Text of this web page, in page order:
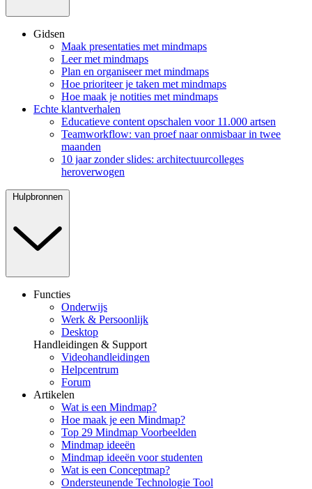
Gidsen
Maak presentaties met mindmaps
Leer met mindmaps
Plan en organiseer met mindmaps
Hoe prioriteer je taken met mindmaps
Hoe maak je notities met mindmaps
Echte klantverhalen
Educatieve content opschalen voor 11.000 artsen
Teamworkflow: van proef naar onmisbaar in twee
maanden
10 jaar zonder slides: architectuurcolleges
heroverwogen
Hulpbronnen
Functies
Onderwijs
Werk & Persoonlijk
Desktop
Handleidingen & Support
Videohandleidingen
Helpcentrum
Forum
Artikelen
Wat is een Mindmap?
Hoe maak je een Mindmap?
Top 29 Mindmap Voorbeelden
Mindmap ideeën
Mindmap ideeën voor studenten
Wat is een Conceptmap?
Ondersteunende Technologie Tool